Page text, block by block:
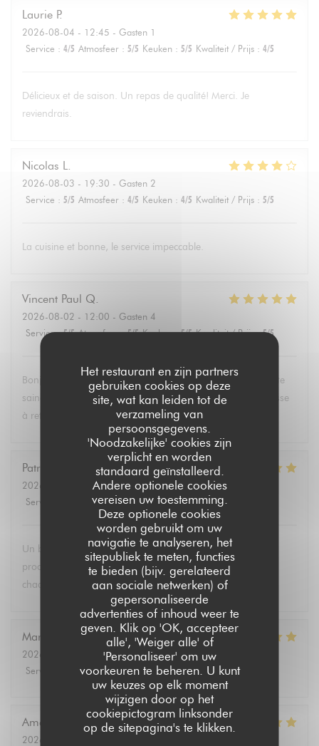
Het restaurant en zijn partners
gebruiken cookies op deze
site, wat kan leiden tot de
verzameling van
persoonsgegevens.
'Noodzakelijke' cookies zijn
verplicht en worden
standaard geïnstalleerd.
Andere optionele cookies
vereisen uw toestemming.
Deze optionele cookies
worden gebruikt om uw
navigatie te analyseren, het
sitepubliek te meten, functies
te bieden (bijv. gerelateerd
aan sociale netwerken) of
gepersonaliseerde
advertenties of inhoud weer te
geven. Klik op 'OK, accepteer
alle', 'Weiger alle' of
'Personaliseer' om uw
voorkeuren te beheren. U kunt
uw keuzes op elk moment
wijzigen door op het
cookiepictogram linksonder
op de sitepagina's te klikken.
Laurie P
2026-08-04 - 12:45 - Gasten 1
Service : 4/5 Atmosfeer : 5/5 Keuken : 5/5 Kwaliteit / Prijs : 4/5
Délicieux et de saison. Un repas de qualité! Merci. Je
reviendrais.
Nicolas L
2026-08-03 - 19:30 - Gasten 2
Service : 5/5 Atmosfeer : 4/5 Keuken : 4/5 Kwaliteit / Prijs : 5/5
La cuisine et bonne, le service impeccable.
Vincent Paul Q
2026-08-02 - 12:00 - Gasten 4
Service: 5/5 Atmosfeer: 5/5 Keuken: 5/5 Kwaliteit / Prijs: 5/5
Bonjour , super service et mets délicieux. Un belle découverte
saine et équilibrée pas évident à trouver partout. Une adresse
à retenir .Merci.
Patricia
2026-08-02
- 13:30 - Gasten 6
Service
Atmosfeer: 4/5 Keuken: 5/5 Kwaliteit / Prijs
Un brunch dominical excellent avec un buffet de qualité de
produits végétariens et bio. Tous les convives se régalent à
chaque fois.
Marie Christine D
2026-08-02
- 13:30 - Gasten 2
Service
Atmosfeer: 4/5 Keuken: 5/5 Kwaliteit / Prijs
Amélie
2026-08-01